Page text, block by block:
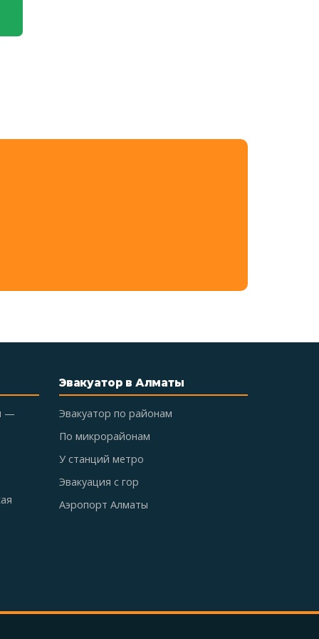
—
Эвакуатор в Алматы
Эвакуатор по районам
По микрорайонам
У станций метро
Эвакуация с гор
Аэропорт Алматы